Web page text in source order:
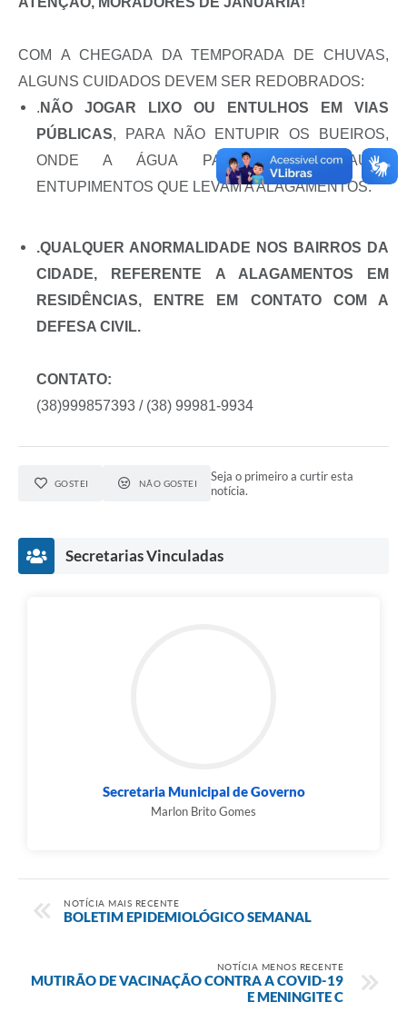
Diário Oficial
Links
Enquete
COM A CHEGADA DA TEMPORADA DE CHUVAS,
ALGUNS CUIDADOS DEVEM SER REDOBRADOS:
. NÃO JOGAR LIXO OU ENTULHOS EM VIAS
PÚBLICAS, PARA NÃO ENTUPIR OS BUEIROS,
ONDE A ÁGUA PASSA. LIXO CAUSA
ENTUPIMENTOS QUE LEVAM A ALAGAMENTOS.
.QUALQUER ANORMALIDADE NOS BAIRROS DA
CIDADE, REFERENTE A ALAGAMENTOS EM
RESIDÊNCIAS, ENTRE EM CONTATO COM A
DEFESA CIVIL.
CONTATO:
(38)999857393 / (38) 99981-9934
GOSTEI NÃO GOSTEI
Seja o primeiro a curtir esta
notícia.
Secretarias Vinculadas
Secretaria Municipal de Governo
Marlon Brito Gomes
NOTÍCIA MAIS RECENTE
BOLETIM EPIDEMIOLÓGICO SEMANAL
NOTÍCIA MENOS RECENTE
MUTIRÃO DE VACINAÇÃO CONTRA A COVID-19
E MENINGITE C